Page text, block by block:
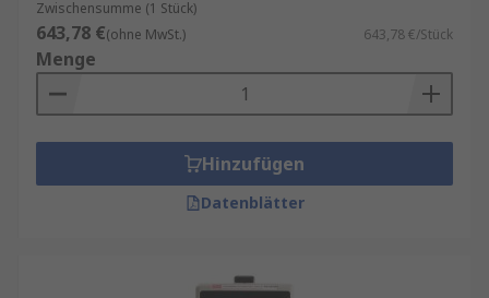
Zwischensumme (1 Stück)
643,78 €(ohne MwSt.) 643,78 €/Stück
Menge
Hinzufügen
Datenblätter